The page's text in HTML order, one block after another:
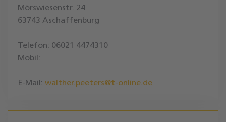
Mörswiesenstr. 24
63743 Aschaffenburg
Telefon: 06021 4474310
Mobil:
E-Mail: walther.peeters@t-online.de